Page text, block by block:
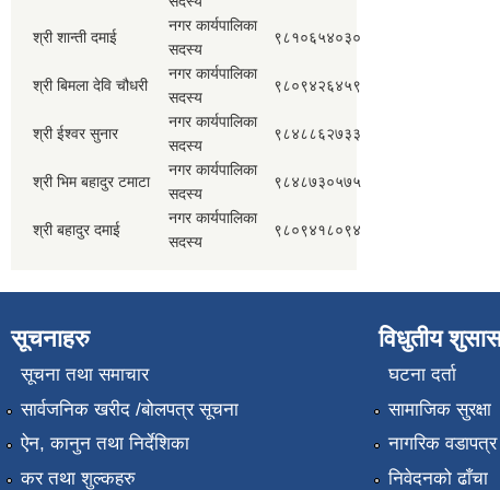
श्री शान्ती दमाई
नगर कार्यपालिका
सदस्य
९८१०६५४०३०
श्री बिमला देवि चौधरी
नगर कार्यपालिका
सदस्य
९८०९४२६४५९
श्री ईश्वर सुनार
नगर कार्यपालिका
सदस्य
९८४८८६२७३३
श्री भिम बहादुर टमाटा
नगर कार्यपालिका
सदस्य
९८४८७३०५७५
श्री बहादुर दमाई
नगर कार्यपालिका
सदस्य
९८०९४१८०९४
सूचनाहरु
सूचना तथा समाचार
सार्वजनिक खरीद /बोलपत्र सूचना
ऐन, कानुन तथा निर्देशिका
कर तथा शुल्कहरु
विधुतीय
घटना दर्ता
सामाजिक सुरक्षा
नागरिक वडापत्र
निवेदनको ढाँचा